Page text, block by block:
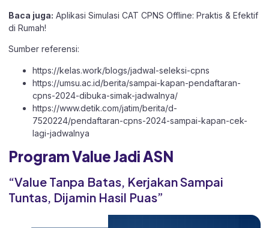
Baca juga: Aplikasi Simulasi CAT CPNS Offline: Praktis & Efektif
di Rumah!
Sumber referensi:
https://kelas.work/blogs/jadwal-seleksi-cpns
https://umsu.ac.id/berita/sampai-kapan-pendaftaran-
cpns-2024-dibuka-simak-jadwalnya/
https://www.detik.com/jatim/berita/d-
7520224/pendaftaran-cpns-2024-sampai-kapan-cek-
lagi-jadwalnya
Program Value Jadi ASN
“Value Tanpa Batas, Kerjakan Sampai
Tuntas, Dijamin Hasil Puas”